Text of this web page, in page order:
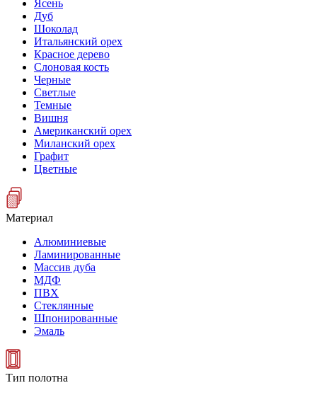
Ясень
Дуб
Шоколад
Итальянский орех
Красное дерево
Слоновая кость
Черные
Светлые
Темные
Вишня
Американский орех
Миланский орех
Графит
Цветные
Материал
Алюминиевые
Ламинированные
Массив дуба
МДФ
ПВХ
Стеклянные
Шпонированные
Эмаль
Тип полотна